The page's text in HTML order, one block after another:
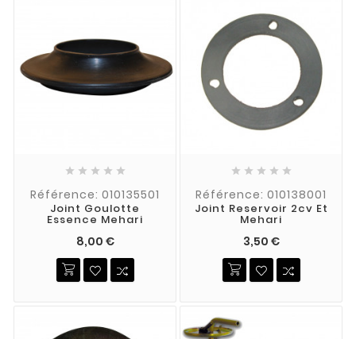
    
Référence: 010135501
Joint Goulotte
Essence Mehari
8,00 €
    
Référence: 010138001
Joint Reservoir 2cv Et
Mehari
3,50 €